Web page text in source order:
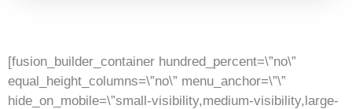
[fusion_builder_container hundred_percent=\”no\”
equal_height_columns=\”no\” menu_anchor=\”\”
hide_on_mobile=\”small-visibility,medium-visibility,large-